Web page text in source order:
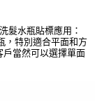
髮水瓶貼標應用：
，特別適合平面和方
戶當然可以選擇單面